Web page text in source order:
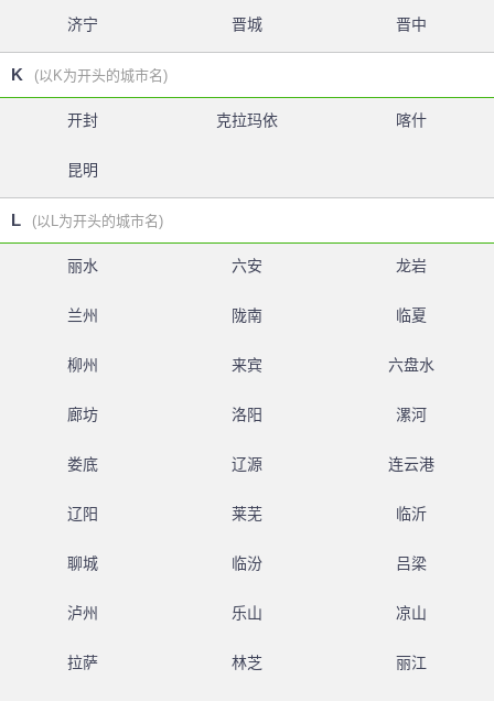
济宁 晋城 晋中
K (以K为开头的城市名)
开封 克拉玛依 喀什
昆明
L (以L为开头的城市名)
丽水 六安 龙岩
兰州 陇南 临夏
柳州 来宾 六盘水
廊坊 洛阳 漯河
娄底 辽源 连云港
辽阳 莱芜 临沂
聊城 临汾 吕梁
泸州 乐山 凉山
拉萨 林芝 丽江